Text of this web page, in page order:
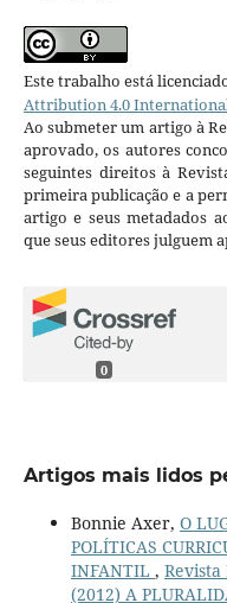
Este trabalho está
Attribution 4.0
Ao submeter um artigo à
aprovado, os autores
seguintes direitos à
primeira publicação e a
artigo e seus metadados
que seus editores julguem
0
Artigos mais lidos
Bonnie Axer, O
POLÍTICAS
INFANTIL , Revista
(2012) A